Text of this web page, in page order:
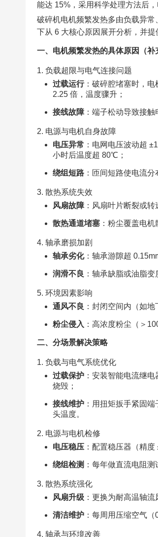
能达 15%，采用科学处理方法后
破碎机电机频繁发热多由负载异
下从 6 大核心原因展开分析，并提
一、电机频繁发热的具体原因（补
1. 负载超限与电气连接问题​
过载运行：破碎腔堵塞时，电
2.25 倍，温度骤升；​
接线故障：端子松动导致接
2. 电源与电机自身故障​
电压异常 ：电网电压波动超
小时后温度超 80℃；​
绕组短路：匝间短路使电流分
3. 散热系统失效​
风扇故障：风扇叶片断裂或转
散热通道堵塞：粉尘覆盖电机
4. 轴承磨损加剧​
轴承劣化：轴承游隙超
润滑不良 ：轴承缺脂或油脂
5. 环境因素影响​
通风不良 ：封闭空间内（如
粉尘侵入 ：高浓度粉尘（＞
二、分场景解决策略​
1. 负载与电气系统优化​
过载保护：安装智能电流继电
烧毁；​
接线维护：用扭矩扳手紧固端
头温度。​
2. 电源与电机检修​
电压稳压：配置稳压器（精度
绕组检测 ：每年做直流电阻
3. 散热系统强化​
风扇升级：更换为耐高温轴流
清洁维护：每周用压缩空气（
4. 轴承与环境改善​